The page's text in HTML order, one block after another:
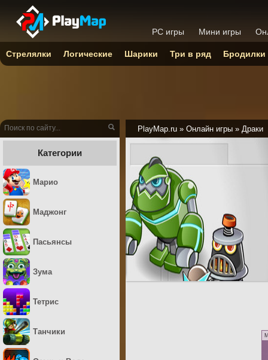
PlayMap.ru » Онлайн игры » Драки
Категории
Марио
Маджонг
Пасьянсы
Зума
Тетрис
Танчики
PC игры Мини игры
Стрелялки Логические Шарики Три в ряд Бродилки